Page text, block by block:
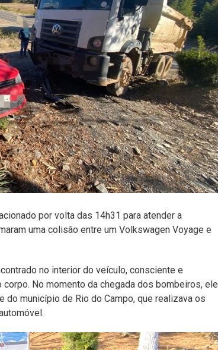
por volta das 14h31 para atender a
uma colisão entre um Volkswagen Voyage e
no interior do veículo, consciente e
No momento da chegada dos bombeiros, ele
do município de Rio do Campo, que realizava os